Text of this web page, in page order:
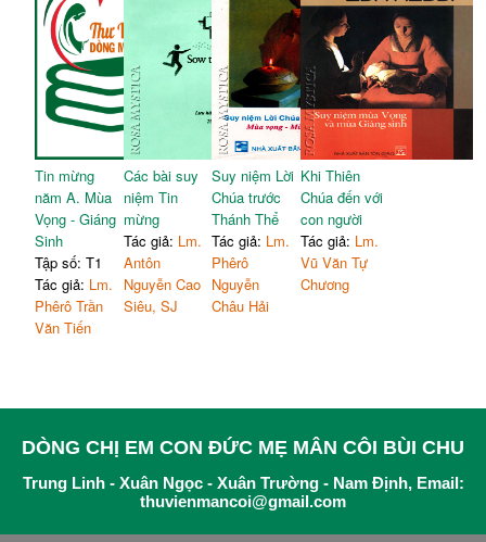
Tin mừng
năm A. Mùa
Vọng - Giáng
Sinh
Tập số: T1
Tác giả: Lm.
Phêrô Trần
Văn Tiến
Các bài suy
niệm Tin
mừng
Tác giả: Lm.
Antôn
Nguyễn Cao
Siêu, SJ
Suy niệm Lời
Chúa trước
Thánh Thể
Tác giả: Lm.
Phêrô
Nguyễn
Châu Hải
Khi Thiên
Chúa đến với
con người
Tác giả: Lm.
Vũ Văn Tự
Chương
DÒNG CHỊ EM CON ĐỨC MẸ MÂN CÔI BÙI CHU
Trung Linh - Xuân Ngọc - Xuân Trường - Nam Định, Email:
thuvienmancoi@gmail.com